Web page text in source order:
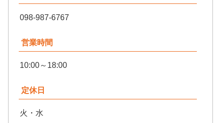
098-987-6767
営業時間
10:00～18:00
定休日
火・水